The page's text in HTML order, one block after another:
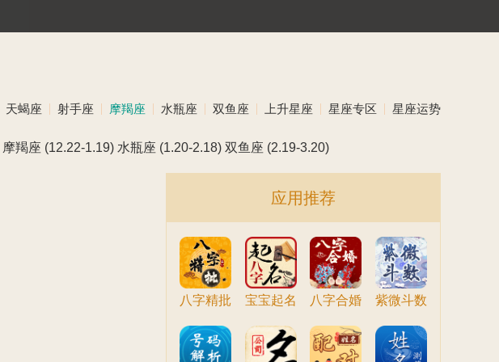
天蝎座 射手座 摩羯座 水瓶座 双鱼座 上升星座 星座专区 星座运势
摩羯座 (12.22-1.19) 水瓶座 (1.20-2.18) 双鱼座 (2.19-3.20)
应用推荐
八字精批 宝宝起名 八字合婚 紫微斗数